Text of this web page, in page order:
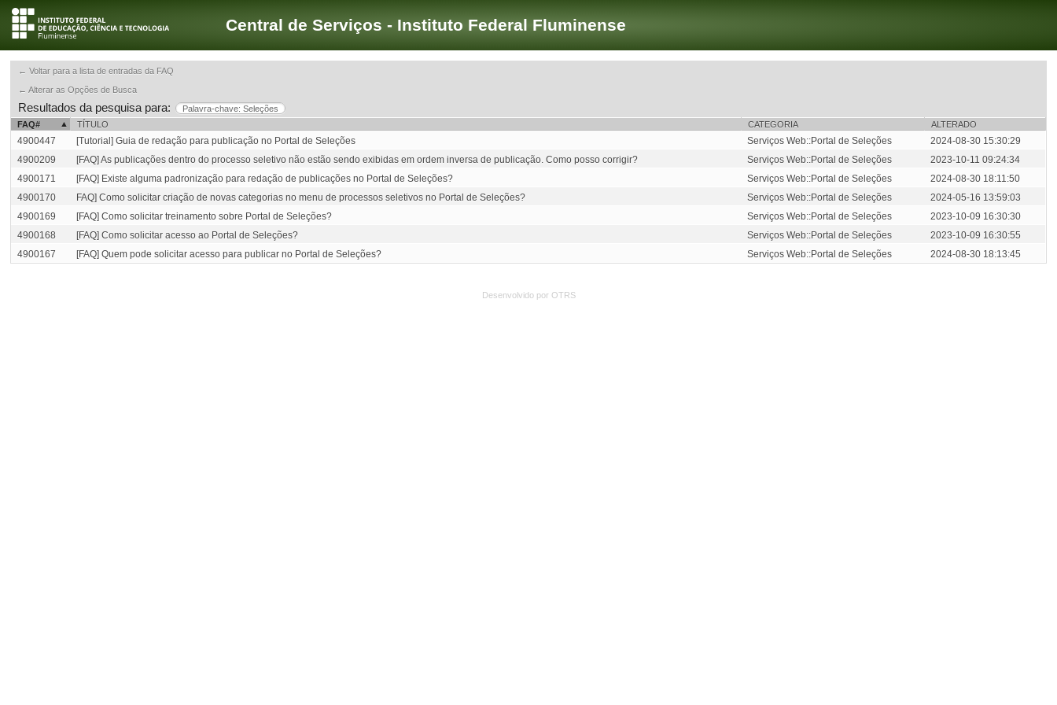
Central de Serviços - Instituto Federal Fluminense
← Voltar para a lista de entradas da FAQ
← Alterar as Opções de Busca
Resultados da pesquisa para:
Palavra-chave: Seleções
FAQ#
TÍTULO CATEGORIA ALTERADO
4900447 [Tutorial] Guia de redação para publicação no Portal de Seleções Serviços Web::Portal de Seleções
2024-08-30 15:30:29
4900209
[FAQ] As publicações dentro do processo seletivo não estão sendo exibidas em ordem inversa de publicação. Como posso corrigir? Serviços Web::Portal de Seleções
2023-10-11 09:24:34
4900171
[FAQ] Existe alguma padronização para redação de publicações no Portal de Seleções? Serviços Web::Portal de Seleções
2024-08-30 18:11:50
4900170
FAQ] Como solicitar criação de novas categorias no menu de processos seletivos no Portal de Seleções? Serviços Web::Portal de Seleções
2024-05-16 13:59:03
4900169
[FAQ] Como solicitar treinamento sobre Portal de Seleções? Serviços Web::Portal de Seleções
2023-10-09 16:30:30
4900168
[FAQ] Como solicitar acesso ao Portal de Seleções? Serviços Web::Portal de Seleções
2023-10-09 16:30:55
4900167
[FAQ] Quem pode solicitar acesso para publicar no Portal de Seleções? Serviços Web::Portal de Seleções 2024-08-30 18:13:45
Desenvolvido por OTRS